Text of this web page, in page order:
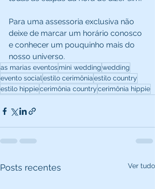
Para uma assessoria exclusiva não
deixe de marcar um horário conosco
e conhecer um pouquinho mais do
nosso universo.
as marias eventosmini weddingwedding
evento social estilo cerimôniaestilo country
estilo hippiecerimônia countrycerimônia hippie
Posts recentes Ver tudo